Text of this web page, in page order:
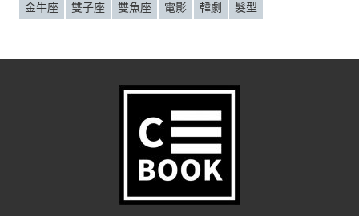
金牛座
雙子座 雙魚座 電影 韓劇 髮型